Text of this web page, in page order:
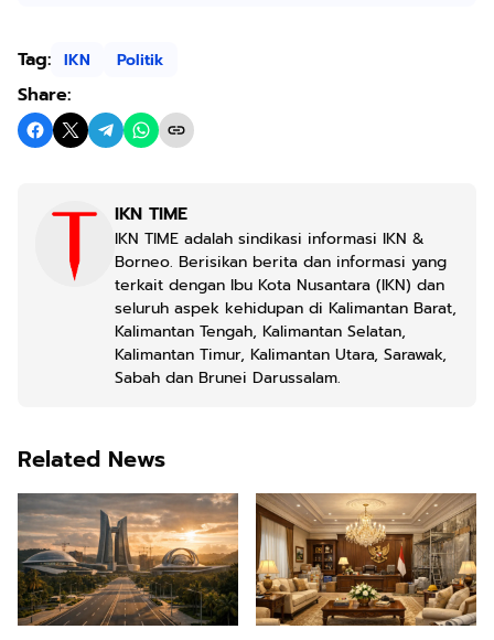
Tag: IKN Politik
Share:
IKN TIME
IKN TIME adalah sindikasi informasi IKN &
Borneo. Berisikan berita dan informasi yang
terkait dengan Ibu Kota Nusantara (IKN) dan
seluruh aspek kehidupan di Kalimantan Barat,
Kalimantan Tengah, Kalimantan Selatan,
Kalimantan Timur, Kalimantan Utara, Sarawak,
Sabah dan Brunei Darussalam.
Related News